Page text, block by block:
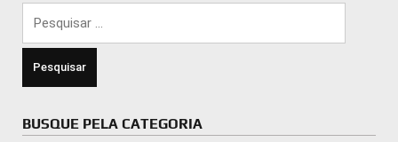
BUSQUE PELA CATEGORIA